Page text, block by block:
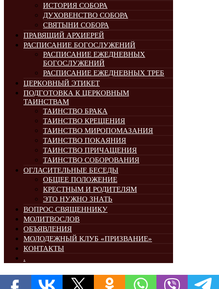
ИСТОРИЯ СОБОРА
ДУХОВЕНСТВО СОБОРА
СВЯТЫНИ СОБОРА
ПРАВЯЩИЙ АРХИЕРЕЙ
РАСПИСАНИЕ БОГОСЛУЖЕНИЙ
РАСПИСАНИЕ ЕЖЕДНЕВНЫХ
БОГОСЛУЖЕНИЙ
РАСПИСАНИЕ ЕЖЕДНЕВНЫХ ТРЕБ
ЦЕРКОВНЫЙ ЭТИКЕТ
ПОДГОТОВКА К ЦЕРКОВНЫМ
ТАИНСТВАМ
ТАИНСТВО БРАКА
ТАИНСТВО КРЕЩЕНИЯ
ТАИНСТВО МИРОПОМАЗАНИЯ
ТАИНСТВО ПОКАЯНИЯ
ТАИНСТВО ПРИЧАЩЕНИЯ
ТАИНСТВО СОБОРОВАНИЯ
ОГЛАСИТЕЛЬНЫЕ БЕСЕДЫ
ОБЩЕЕ ПОЛОЖЕНИЕ
КРЕСТНЫМ И РОДИТЕЛЯМ
ЭТО НУЖНО ЗНАТЬ
ВОПРОС СВЯЩЕННИКУ
МОЛИТВОСЛОВ
ОБЪЯВЛЕНИЯ
МОЛОДЕЖНЫЙ КЛУБ «ПРИЗВАНИЕ»
КОНТАКТЫ
.